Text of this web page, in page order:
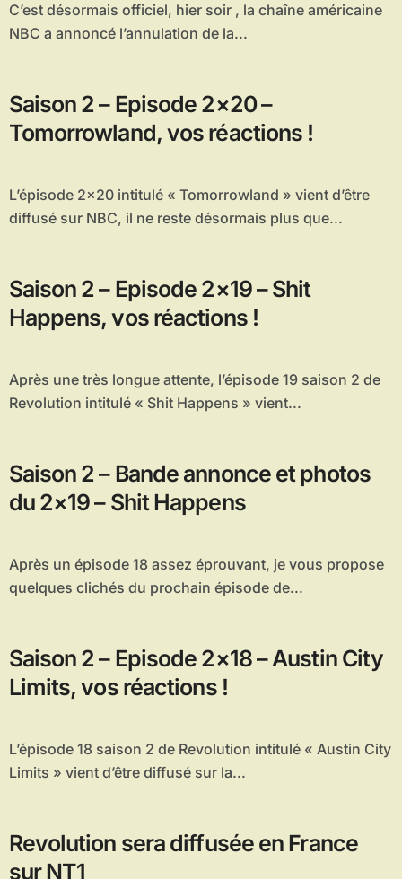
C’est désormais officiel, hier soir , la chaîne américaine
NBC a annoncé l’annulation de la...
Saison 2 – Episode 2×20 –
Tomorrowland, vos réactions !
L’épisode 2×20 intitulé « Tomorrowland » vient d’être
diffusé sur NBC, il ne reste désormais plus que...
Saison 2 – Episode 2×19 – Shit
Happens, vos réactions !
Après une très longue attente, l’épisode 19 saison 2 de
Revolution intitulé « Shit Happens » vient...
Saison 2 – Bande annonce et photos
du 2×19 – Shit Happens
Après un épisode 18 assez éprouvant, je vous propose
quelques clichés du prochain épisode de...
Saison 2 – Episode 2×18 – Austin City
Limits, vos réactions !
L’épisode 18 saison 2 de Revolution intitulé « Austin City
Limits » vient d’être diffusé sur la...
Revolution sera diffusée en France
sur NT1